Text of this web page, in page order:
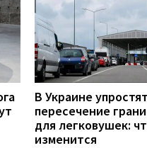
В Украине упростят
пересечение
для легковушек:
изменится